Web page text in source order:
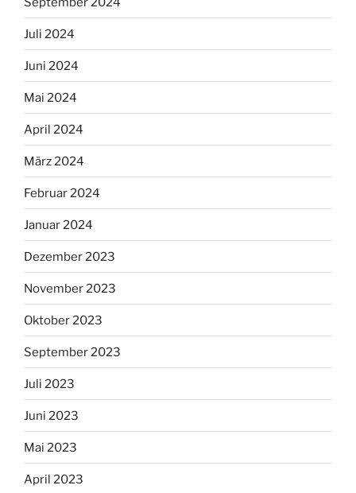
Juli 2024
Juni 2024
Mai 2024
April 2024
März 2024
Februar 2024
Januar 2024
Dezember 2023
November 2023
Oktober 2023
September 2023
Juli 2023
Juni 2023
Mai 2023
April 2023